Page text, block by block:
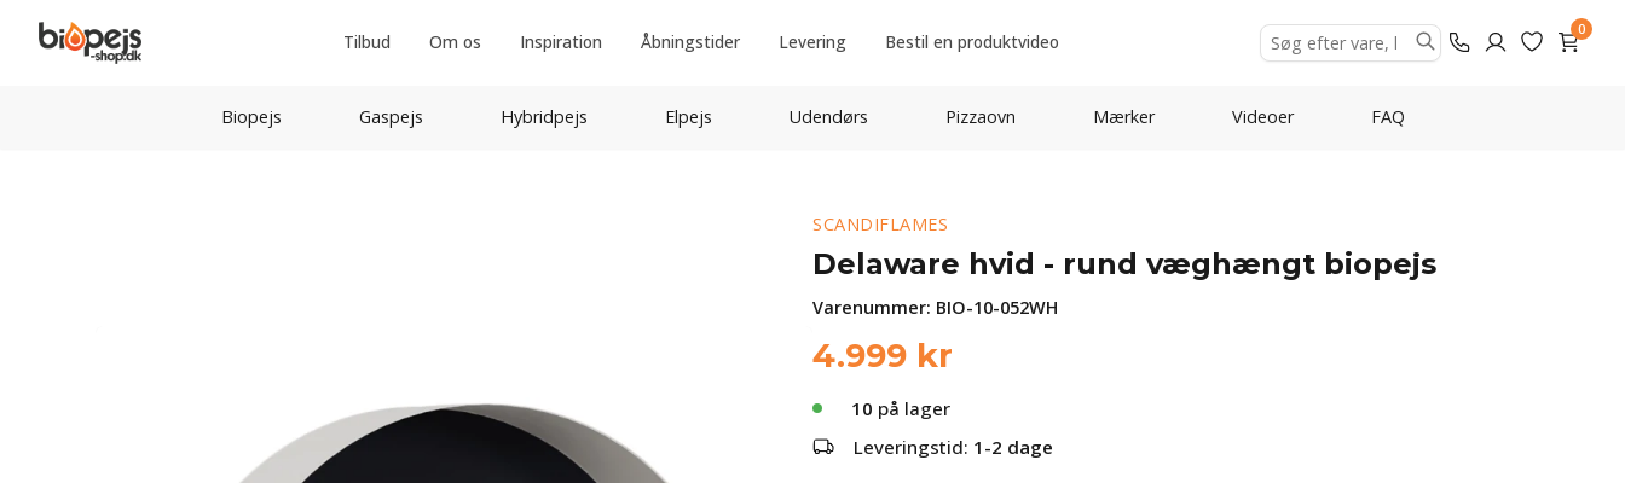
Tilbud Om os Inspiration Åbningstider Levering Bestil en produktvideo
0
Biopejs Gaspejs Hybridpejs Elpejs Udendørs Pizzaovn Mærker Videoer FAQ
SCANDIFLAMES
Delaware hvid - rund væghængt biopejs
Varenummer: BIO-10-052WH
4.999 kr
10 på lager
Leveringstid: 1-2 dage